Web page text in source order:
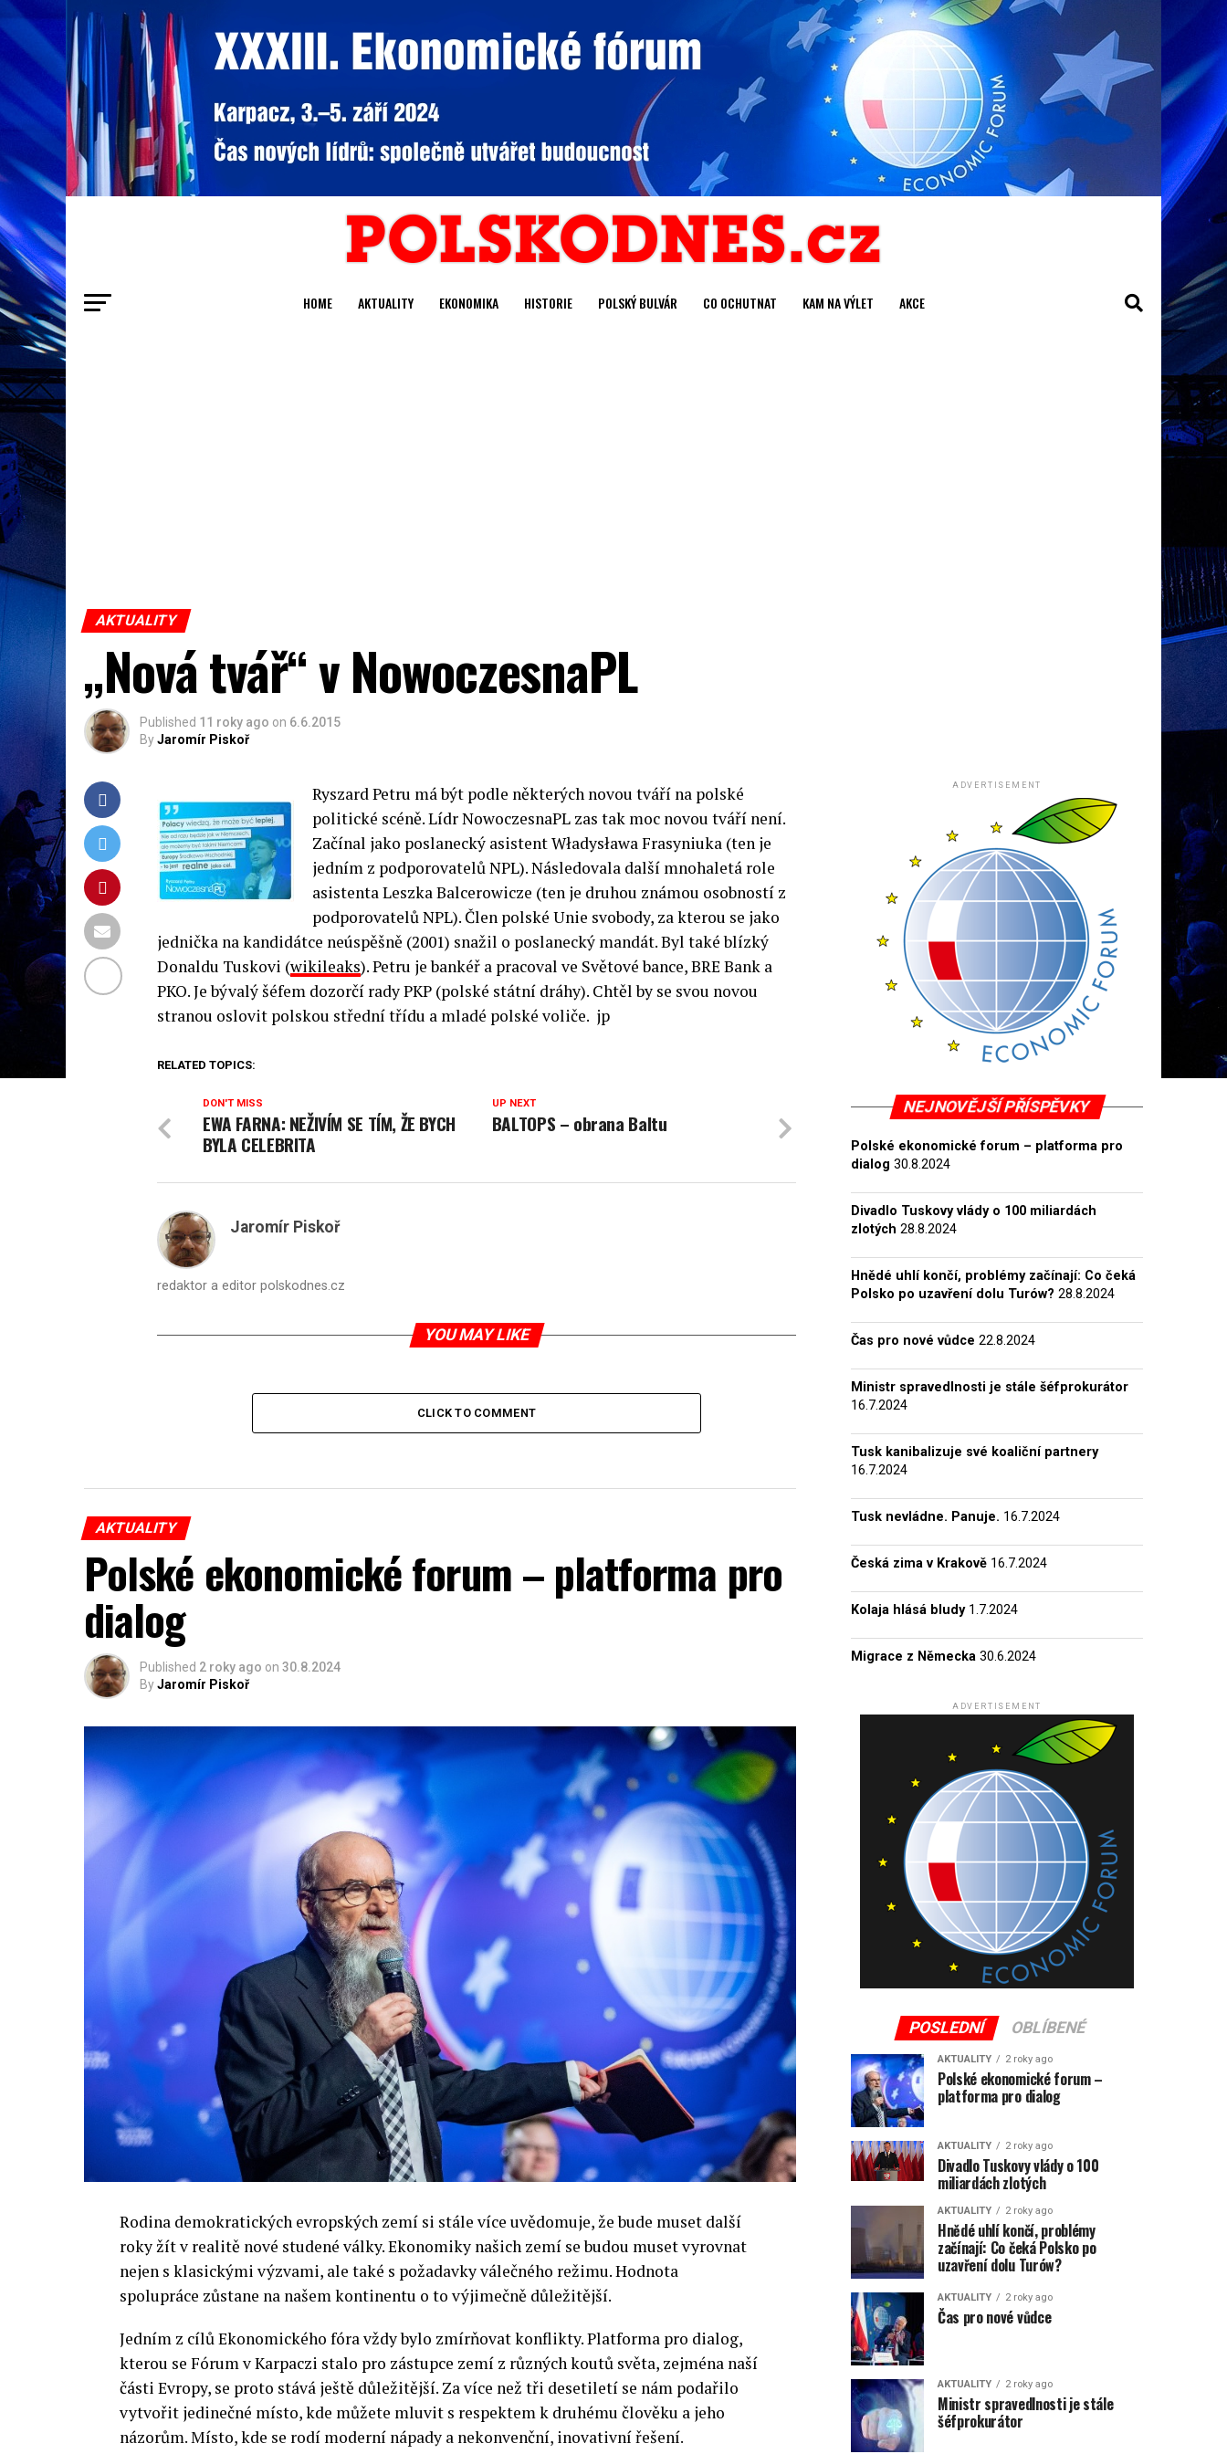
HOME AKTUALITY EKONOMIKA HISTORIE POLSKÝ BULVÁR CO OCHUTNAT KAM NA VÝLET AKCE
AKTUALITY
„Nová tvář“ v NowoczesnaPL
Published 11 roky ago on 6.6.2015
ByJaromír Piskoř
Ryszard Petru má být podle některých novou tváří na polské
politické scéně. Lídr NowoczesnaPL zas tak moc novou tváří není.
Začínal jako poslanecký asistent Władysława Frasyniuka (ten je
jedním z podporovatelů NPL). Následovala další mnohaletá role
asistenta Leszka Balcerowicze (ten je druhou známou osobností z
podporovatelů NPL). Člen polské Unie svobody, za kterou se jako
jednička na kandidátce neúspěšně (2001) snažil o poslanecký mandát. Byl také blízký
Donaldu Tuskovi (wikileaks).Petru je bankéř a pracoval ve Světové bance, BRE Bank a
PKO. Je bývalý šéfem dozorčí rady PKP (polské státní dráhy). Chtěl by se svou novou
stranou oslovit polskou střední třídu a mladé polské voliče. jp
RELATED TOPICS:
UP NEXT
BALTOPS – obrana Baltu
DON'T MISS
EWA FARNA: NEŽIVÍM SE TÍM, ŽE BYCH
BYLA CELEBRITA
Jaromír Piskoř
redaktor a editor polskodnes.cz
YOU MAY LIKE
CLICK TO COMMENT
AKTUALITY
Polské ekonomické forum – platforma pro
dialog
Published 2 roky ago on 30.8.2024
ByJaromír Piskoř
Rodina demokratických evropských zemí si stále více uvědomuje, že bude muset další
roky žít v realitě nové studené války. Ekonomiky našich zemí se budou muset vyrovnat
nejen s klasickými výzvami, ale také s požadavky válečného režimu. Hodnota
spolupráce zůstane na našem kontinentu o to výjimečně důležitější.
Jedním z cílů Ekonomického fóra vždy bylo zmírňovat konflikty. Platforma pro dialog,
kterou se Fórum v Karpaczi stalo pro zástupce zemí z různých koutů světa, zejména naší
části Evropy, se proto stává ještě důležitější. Za více než tři desetiletí se nám podařilo
vytvořit jedinečné místo, kde můžete mluvit s respektem k druhému člověku a jeho
názorům. Místo, kde se rodí moderní nápady a nekonvenční, inovativní řešení.
ADVERTISEMENT
NEJNOVĚJŠÍ PŘÍSPĚVKY
Polské ekonomické forum – platforma pro
dialog 30.8.2024
Divadlo Tuskovy vlády o 100 miliardách
zlotých 28.8.2024
Hnědé uhlí končí, problémy začínají: Co čeká
Polsko po uzavření dolu Turów? 28.8.2024
Čas pro nové vůdce 22.8.2024
Ministr spravedlnosti je stále šéfprokurátor
16.7.2024
Tusk kanibalizuje své koaliční partnery
16.7.2024
Tusk nevládne. Panuje. 16.7.2024
Česká zima v Krakově 16.7.2024
Kolaja hlásá bludy 1.7.2024
Migrace z Německa 30.6.2024
ADVERTISEMENT
POSLEDNÍ OBLÍBENÉ
AKTUALITY 2 roky ago
Polské ekonomické forum –
platforma pro dialog
AKTUALITY 2 roky ago
Divadlo Tuskovy vlády o 100
miliardách zlotých
AKTUALITY 2 roky ago
Hnědé uhlí končí, problémy
začínají: Co čeká Polsko po
uzavření dolu Turów?
AKTUALITY 2 roky ago
Čas pro nové vůdce
AKTUALITY 2 roky ago
Ministr spravedlnosti je stále
šéfprokurátor